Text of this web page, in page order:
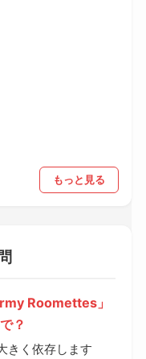
もっと見る
Roomettes」
？
きく依存します